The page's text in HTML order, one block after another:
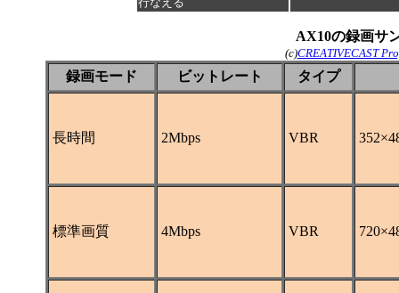
AX10の録画サ
(c)CREATIVECAST
録画モード ビットレート タイプ
長時間 2Mbps VBR
標準画質 4Mbps VBR